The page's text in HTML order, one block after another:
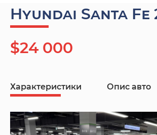
Hyundai Santa Fe
$24 000
Характеристики Опис авто